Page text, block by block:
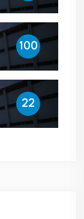
100
22